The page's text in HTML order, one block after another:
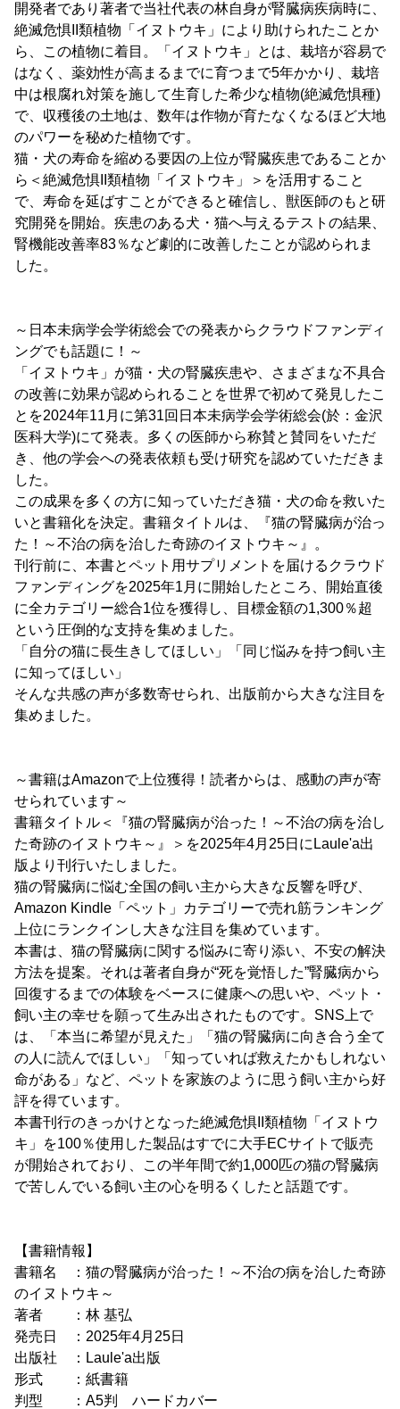
開発者であり著者で当社代表の林自身が腎臓病疾病時に、
絶滅危惧II類植物「イヌトウキ」により助けられたことか
ら、この植物に着目。「イヌトウキ」とは、栽培が容易で
はなく、薬効性が高まるまでに育つまで5年かかり、栽培
中は根腐れ対策を施して生育した希少な植物(絶滅危惧種)
で、収穫後の土地は、数年は作物が育たなくなるほど大地
のパワーを秘めた植物です。
猫・犬の寿命を縮める要因の上位が腎臓疾患であることか
ら＜絶滅危惧II類植物「イヌトウキ」＞を活用すること
で、寿命を延ばすことができると確信し、獣医師のもと研
究開発を開始。疾患のある犬・猫へ与えるテストの結果、
腎機能改善率83％など劇的に改善したことが認められま
した。
～日本未病学会学術総会での発表からクラウドファンディ
ングでも話題に！～
「イヌトウキ」が猫・犬の腎臓疾患や、さまざまな不具合
の改善に効果が認められることを世界で初めて発見したこ
とを2024年11月に第31回日本未病学会学術総会(於：金沢
医科大学)にて発表。多くの医師から称賛と賛同をいただ
き、他の学会への発表依頼も受け研究を認めていただきま
した。
この成果を多くの方に知っていただき猫・犬の命を救いた
いと書籍化を決定。書籍タイトルは、『猫の腎臓病が治っ
た！～不治の病を治した奇跡のイヌトウキ～』。
刊行前に、本書とペット用サプリメントを届けるクラウド
ファンディングを2025年1月に開始したところ、開始直後
に全カテゴリー総合1位を獲得し、目標金額の1,300％超
という圧倒的な支持を集めました。
「自分の猫に長生きしてほしい」「同じ悩みを持つ飼い主
に知ってほしい」
そんな共感の声が多数寄せられ、出版前から大きな注目を
集めました。
～書籍はAmazonで上位獲得！読者からは、感動の声が寄
せられています～
書籍タイトル＜『猫の腎臓病が治った！～不治の病を治し
た奇跡のイヌトウキ～』＞を2025年4月25日にLaule'a出
版より刊行いたしました。
猫の腎臓病に悩む全国の飼い主から大きな反響を呼び、
Amazon Kindle「ペット」カテゴリーで売れ筋ランキング
上位にランクインし大きな注目を集めています。
本書は、猫の腎臓病に関する悩みに寄り添い、不安の解決
方法を提案。それは著者自身が“死を覚悟した”腎臓病から
回復するまでの体験をベースに健康への思いや、ペット・
飼い主の幸せを願って生み出されたものです。SNS上で
は、「本当に希望が見えた」「猫の腎臓病に向き合う全て
の人に読んでほしい」「知っていれば救えたかもしれない
命がある」など、ペットを家族のように思う飼い主から好
評を得ています。
本書刊行のきっかけとなった絶滅危惧II類植物「イヌトウ
キ」を100％使用した製品はすでに大手ECサイトで販売
が開始されており、この半年間で約1,000匹の猫の腎臓病
で苦しんでいる飼い主の心を明るくしたと話題です。
【書籍情報】
書籍名 ：猫の腎臓病が治った！～不治の病を治した奇跡
のイヌトウキ～
著者 ：林 基弘
発売日 ：2025年4月25日
出版社 ：Laule'a出版
形式 ：紙書籍
判型 ：A5判 ハードカバー